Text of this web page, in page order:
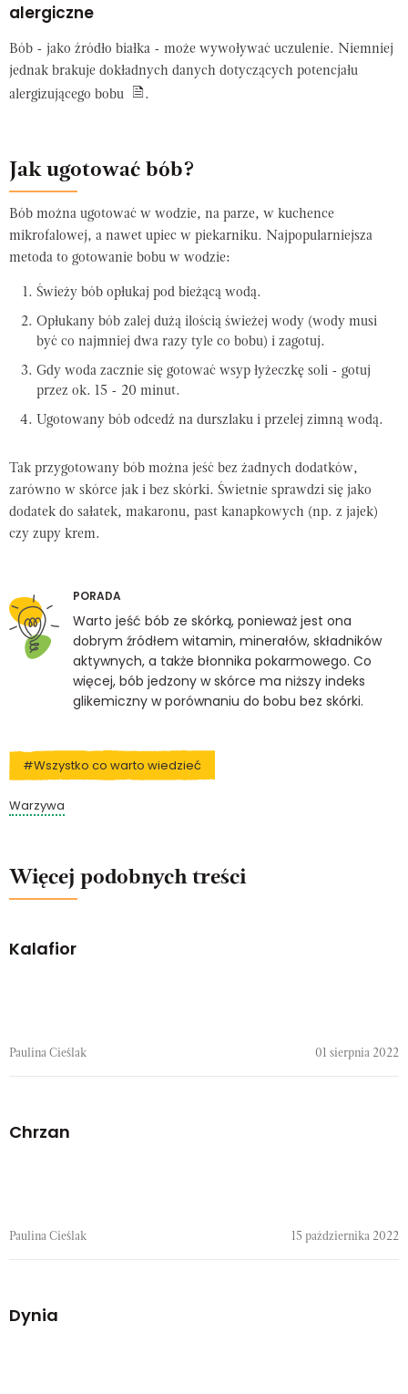
alergiczne
Bób - jako źródło białka - może wywoływać uczulenie. Niemniej
jednak brakuje dokładnych danych dotyczących potencjału
alergizującego bobu
.
Jak ugotować bób?
Bób można ugotować w wodzie, na parze, w kuchence
mikrofalowej, a nawet upiec w piekarniku. Najpopularniejsza
metoda to gotowanie bobu w wodzie:
Świeży bób opłukaj pod bieżącą wodą.
Opłukany bób zalej dużą ilością świeżej wody (wody musi
być co najmniej dwa razy tyle co bobu) i zagotuj.
Gdy woda zacznie się gotować wsyp łyżeczkę soli - gotuj
przez ok. 15 - 20 minut.
Ugotowany bób odcedź na durszlaku i przelej zimną wodą.
Tak przygotowany bób można jeść bez żadnych dodatków,
zarówno w skórce jak i bez skórki. Świetnie sprawdzi się jako
dodatek do sałatek, makaronu, past kanapkowych (np. z jajek)
czy zupy krem.
PORADA
Warto jeść bób ze skórką, ponieważ jest ona
dobrym źródłem witamin, minerałów, składników
aktywnych, a także błonnika pokarmowego. Co
więcej, bób jedzony w skórce ma niższy indeks
glikemiczny w porównaniu do bobu bez skórki.
#Wszystko co warto wiedzieć
Warzywa
Więcej podobnych treści
Kalafior
Paulina Cieślak 01 sierpnia 2022
Chrzan
Paulina Cieślak 15 października 2022
Dynia